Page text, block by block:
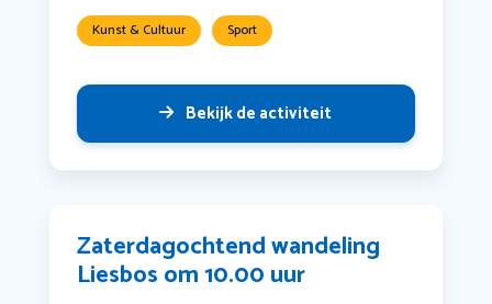
Kunst & Cultuur Sport
Bekijk de activiteit
Zaterdagochtend wandeling
Liesbos om 10.00 uur